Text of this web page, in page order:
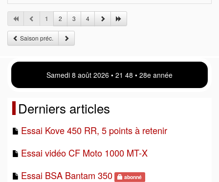
1 2 3 4
Saison préc.
Samedi 8 août 2026 • 21:48 • 28e année
Derniers articles
Essai Kove 450 RR, 5 points à retenir
Essai vidéo CF Moto 1000 MT-X
Essai BSA Bantam 350
abonné